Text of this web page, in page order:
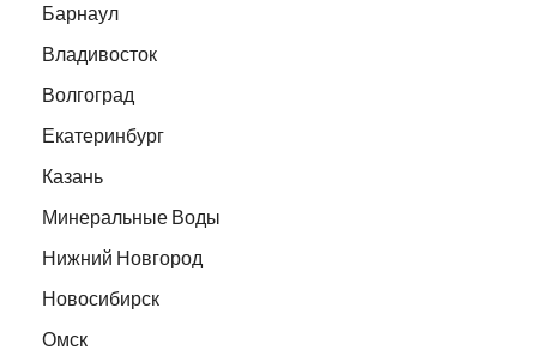
Барнаул
Владивосток
Волгоград
Екатеринбург
Казань
Минеральные Воды
Нижний Новгород
Новосибирск
Омск